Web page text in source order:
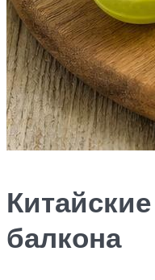
балкона